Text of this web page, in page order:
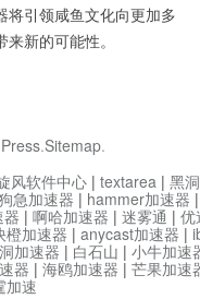
引领咸鱼文化向更加多
新的可能性。
.Sitemap.
风软件中心 | textarea | 黑
急加速器 | hammer加速器
| 啊哈加速器 | 迷雾通 | 优
橙加速器 | anycast加速器 |
加速器 | 白石山 | 小牛加速
器 | 海鸥加速器 | 芒果加速
加速